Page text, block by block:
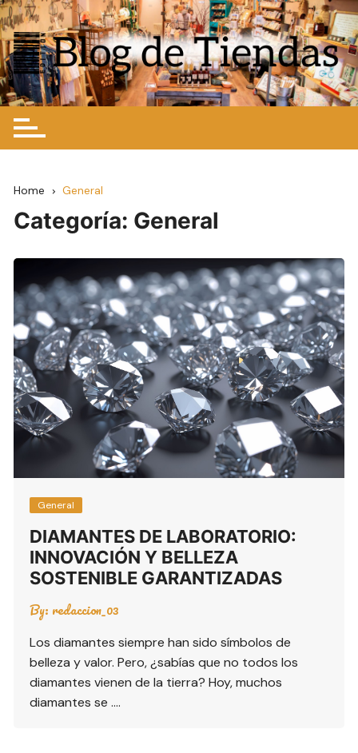
Skip
to
content
Home General
Categoría: General
General
DIAMANTES DE LABORATORIO:
INNOVACIÓN Y BELLEZA
SOSTENIBLE GARANTIZADAS
By: redaccion_03
Los diamantes siempre han sido símbolos de
belleza y valor. Pero, ¿sabías que no todos los
diamantes vienen de la tierra? Hoy, muchos
diamantes se ….